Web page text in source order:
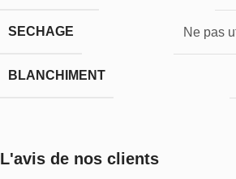
SECHAGE Ne pas
BLANCHIMENT
L'avis de nos clients